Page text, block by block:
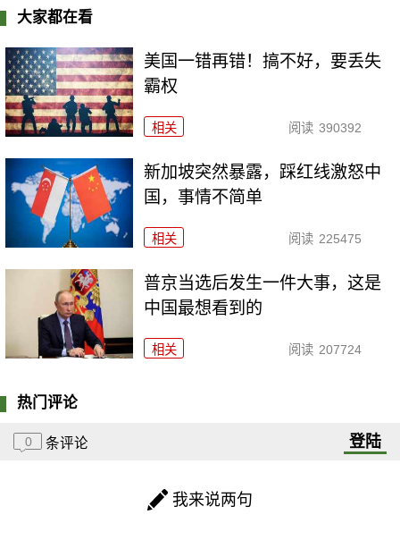
大家都在看
美国一错再错！搞不好，要丢失
霸权
相关 阅读 390392
新加坡突然暴露，踩红线激怒中
国，事情不简单
相关 阅读 225475
普京当选后发生一件大事，这是
中国最想看到的
相关 阅读 207724
热门评论
0 条评论 登陆
我来说两句